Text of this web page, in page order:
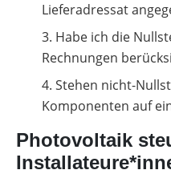
Lieferadressat
Habe ich die
Rechnungen
Stehen nicht-
Komponenten auf
Photovoltaik